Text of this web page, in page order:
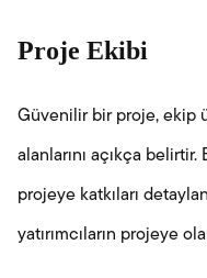
Proje Ekibi
Güvenilir bir proje, ekip
alanlarını açıkça
projeye katkıları
yatırımcıların projeye